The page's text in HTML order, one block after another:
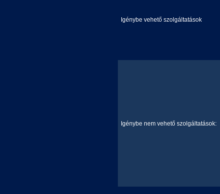
Igénybe vehető szolgáltatások
Igénybe nem vehető szolgáltatások: